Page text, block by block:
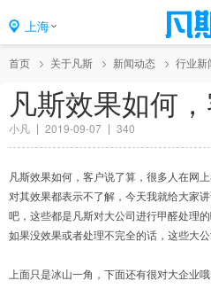
上海
首页 关于凡斯 新闻动态 行业新
凡斯效果如何
小凡 2019-09-07 340
凡斯效果如何，客户说了算，很多人在网
对其效果都表示不了解，今天我就给大家
吧，这些都是凡斯对大公司进行甲醛处理的
如果没效果或者处理不完全的话，这些大
上面只是冰山一角，下面还有很对大企业哦